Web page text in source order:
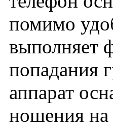
помимо
выполняет
попадания
аппарат
ношения